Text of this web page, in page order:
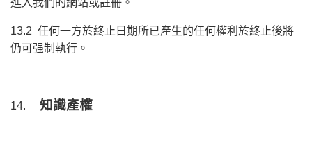
進入我們的網站或註冊。
13.2 任何一方於終止日期所已產生的任何權利於終止後將
仍可强制執行。
14. 知識產權